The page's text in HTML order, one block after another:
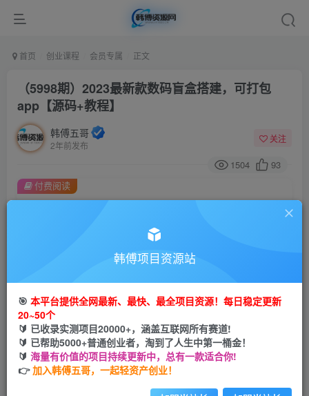
首页 创业课程 会员专属 正文
（5998期）2023最新款数码盲盒搭建，可打包
app【源码+教程】
韩傅五哥
2年前发布
关注
1504 93
会员专属资源
您暂无购买权限，请先开通会员
开通会员
付费阅读
韩傅项目资源站
🎯 本平台提供全网最新、最快、最全项目资源！每日稳定更新
20~50个
🔰 已收录实测项目20000+，涵盖互联网所有赛道!
🔰 已帮助5000+普通创业者，淘到了人生中第一桶金！
🔰 海量有价值的项目持续更新中，总有一款适合你!
👉加入韩傅五哥，一起轻资产创业！